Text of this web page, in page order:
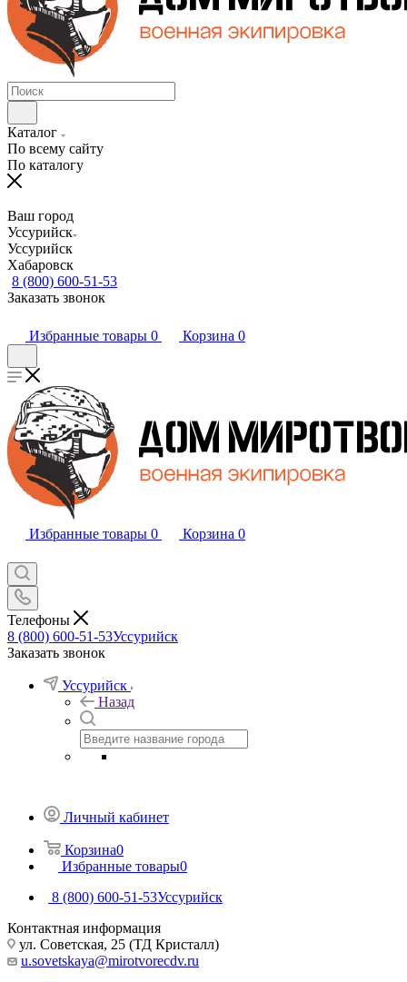
Каталог
По всему сайту
По каталогу
Ваш город
Уссурийск
Уссурийск
Хабаровск
8 (800) 600-51-53
Заказать звонок
Избранные товары 0 Корзина 0
Избранные товары 0 Корзина 0
Телефоны
8 (800) 600-51-53Уссурийск
Заказать звонок
Уссурийск
Назад
Личный кабинет
Корзина0
Избранные товары0
8 (800) 600-51-53Уссурийск
Контактная информация
ул. Советская, 25 (ТД Кристалл)
u.sovetskaya@mirotvorecdv.ru